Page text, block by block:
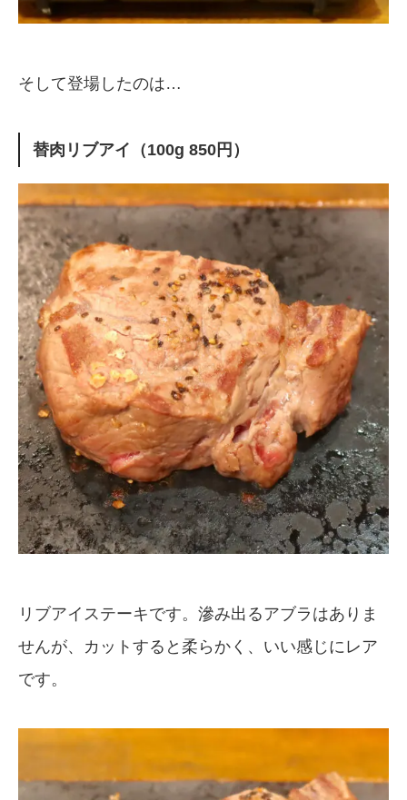
そして登場したのは…
替肉リブアイ（100g 850円）
リブアイステーキです。滲み出るアブラはありま
せんが、カットすると柔らかく、いい感じにレア
です。